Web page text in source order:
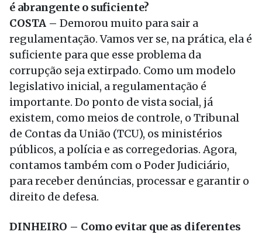
é abrangente o suficiente?
COSTA – Demorou muito para sair a
regulamentação. Vamos ver se, na prática, ela é
suficiente para que esse problema da
corrupção seja extirpado. Como um modelo
legislativo inicial, a regulamentação é
importante. Do ponto de vista social, já
existem, como meios de controle, o Tribunal
de Contas da União (TCU), os ministérios
públicos, a polícia e as corregedorias. Agora,
contamos também com o Poder Judiciário,
para receber denúncias, processar e garantir o
direito de defesa.
DINHEIRO – Como evitar que as diferentes